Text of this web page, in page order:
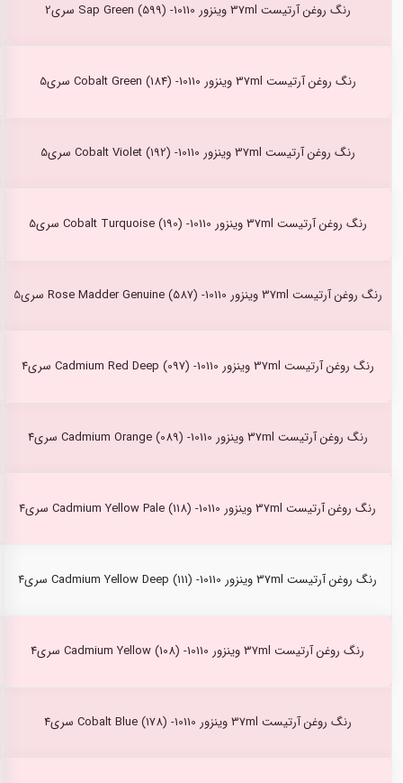
رنگ روغن آرتیست 37ml وینزور Sap Green (599) -10110 سری2
رنگ روغن آرتیست 37ml وینزور Cobalt Green (184) -10110 سری5
رنگ روغن آرتیست 37ml وینزور Cobalt Violet (192) -10110 سری5
رنگ روغن آرتیست 37ml وینزور Cobalt Turquoise (190) -10110 سری5
رنگ روغن آرتیست 37ml وینزور Rose Madder Genuine (587) -10110 سری5
رنگ روغن آرتیست 37ml وینزور Cadmium Red Deep (097) -10110 سری4
رنگ روغن آرتیست 37ml وینزور Cadmium Orange (089) -10110 سری4
رنگ روغن آرتیست 37ml وینزور Cadmium Yellow Pale (118) -10110 سری4
رنگ روغن آرتیست 37ml وینزور Cadmium Yellow Deep (111) -10110 سری4
رنگ روغن آرتیست 37ml وینزور Cadmium Yellow (108) -10110 سری4
رنگ روغن آرتیست 37ml وینزور Cobalt Blue (178) -10110 سری4